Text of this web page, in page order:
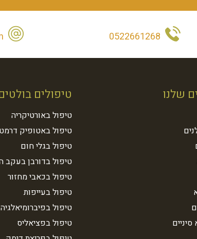
0522661268
שלנו טיפולים
טיפול באורטיקריה
טיפול באטופיק
טיפול בגלי חום
טיפול בדורבן בעקב
טיפול בכאבי מחזור
טיפול בעייפות
טיפול בפיברומיאלגיה
טיפול בפציאליס